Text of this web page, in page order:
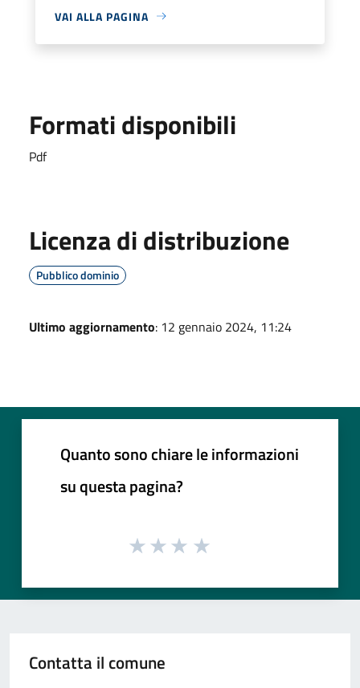
VAI ALLA PAGINA
Formati disponibili
Pdf
Licenza di distribuzione
Pubblico dominio
Ultimo aggiornamento: 12 gennaio 2024, 11:24
Quanto sono chiare le informazioni
su questa pagina?
Contatta il comune